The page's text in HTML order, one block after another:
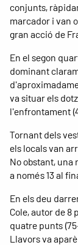
conjunts,
marcador i van
gran acció de
En el segon
dominant
va situar els
l'enfrontament
Tornant dels
els locals van
No obstant, una
a només 13 al
En els deu
Cole, autor de
quatre punts
Llavors va